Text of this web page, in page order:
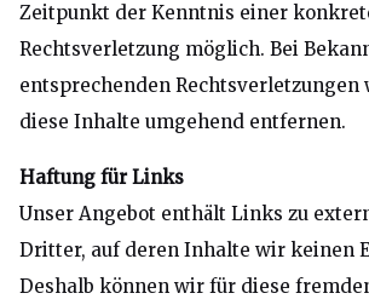
Zeitpunkt der Kenntnis einer
Rechtsverletzung möglich. Bei
entsprechenden Rechtsverletzungen
diese Inhalte umgehend entfernen.
Haftung für Links
Unser Angebot enthält Links zu
Dritter, auf deren Inhalte wir keinen
Deshalb können wir für diese